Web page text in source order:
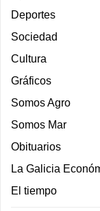
Deportes
Sociedad
Cultura
Gráficos
Somos Agro
Somos Mar
Obituarios
La Galicia
El tiempo